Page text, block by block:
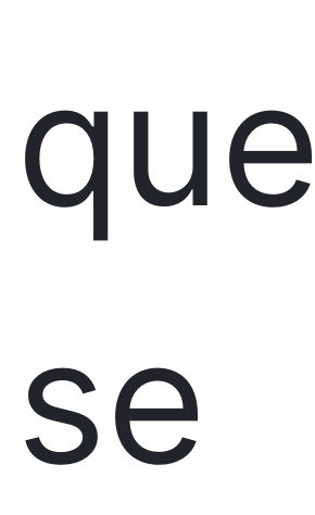
que
se